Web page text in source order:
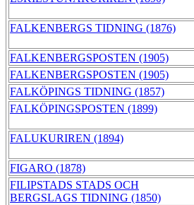
FALKENBERGS TIDNING (1876)
FALKENBERGSPOSTEN (1905)
FALKENBERGSPOSTEN (1905)
FALKÖPINGS TIDNING (1857)
FALKÖPINGSPOSTEN (1899)
FALUKURIREN (1894)
FIGARO (1878)
FILIPSTADS STADS OCH
BERGSLAGS TIDNING (1850)